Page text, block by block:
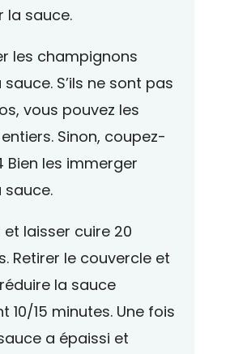
la sauce.
les champignons
S’ils ne sont pas
vous pouvez les
Sinon, coupez-
Bien les immerger
sauce.
et laisser cuire 20
Retirer le couvercle et
la sauce
10/15 minutes. Une fois
a épaissi et